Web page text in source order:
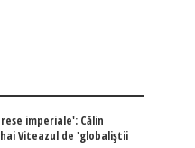
imperiale': Călin
Viteazul de 'globaliștii